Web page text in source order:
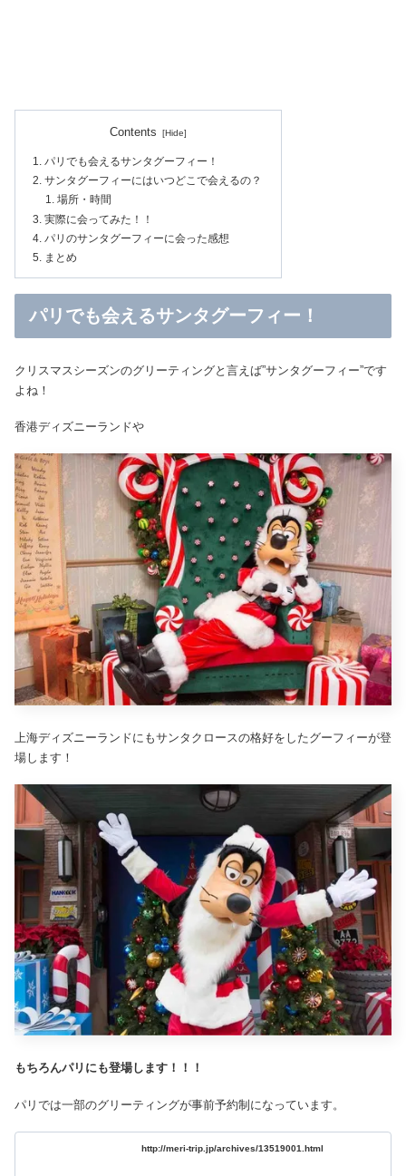
Contents
パリでも会えるサンタグーフィー！
サンタグーフィーにはいつどこで会えるの？
場所・時間
実際に会ってみた！！
パリのサンタグーフィーに会った感想
まとめ
パリでも会えるサンタグーフィー！
クリスマスシーズンのグリーティングと言えば”サンタグーフィー”です
よね！
香港ディズニーランドや
上海ディズニーランドにもサンタクロースの格好をしたグーフィーが登
場します！
もちろんパリにも登場します！！！
パリでは一部のグリーティングが事前予約制になっています。
http://meri-trip.jp/archives/13519001.html